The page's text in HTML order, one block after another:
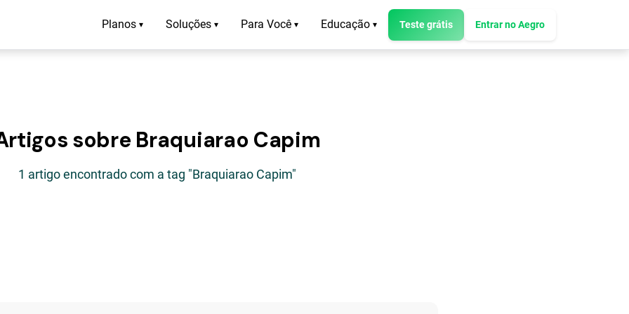
Planos ▾ Soluções ▾ Para Você ▾ Educação ▾ Teste grátis Entrar no Aegro
sobre Braquiarao Capim
1 artigo encontrado com a tag "Braquiarao Capim"